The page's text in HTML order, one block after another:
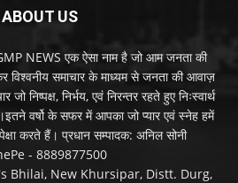
ABOUT US
NEWS एक ऐसा नाम है जो आम जनता की
समाचार के माध्यम से जनता की आवाज़
जो निष्पक्ष, निर्भय, एवं निरन्तर रहते हुए निःस्वार्थ
वर्षो के सफर में आपका जो प्यार एवं स्नेह हमें
करते हैं। प्रधान सम्पादक: अनिल सोनी
- 8889877500
Bhilai, New Khursipar, Distt. Durg,